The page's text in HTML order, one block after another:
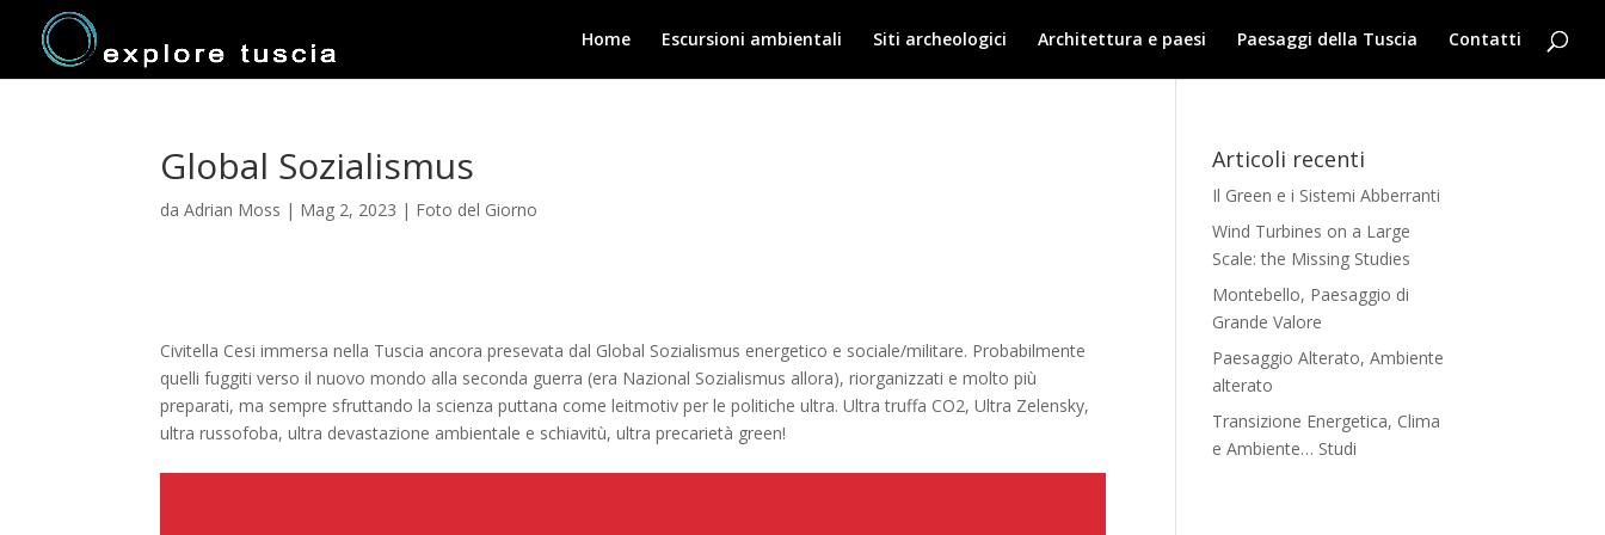
Home Escursioni ambientali Siti archeologici Architettura e paesi Paesaggi della Tuscia Contatti
Global Sozialismus
daAdrian Moss | Mag 2, 2023 | Foto del Giorno
Civitella Cesi immersa nella Tuscia ancora presevata dal Global Sozialismus energetico e sociale/militare. Probabilmente
quelli fuggiti verso il nuovo mondo alla seconda guerra (era Nazional Sozialismus allora), riorganizzati e molto più
preparati, ma sempre sfruttando la scienza puttana come leitmotiv per le politiche ultra. Ultra truffa CO2, Ultra Zelensky,
ultra russofoba, ultra devastazione ambientale e schiavitù, ultra precarietà green!
Articoli recenti
Il Green e i Sistemi Abberranti
Wind Turbines on a Large
Scale: the Missing Studies
Montebello, Paesaggio di
Grande Valore
Paesaggio Alterato, Ambiente
alterato
Transizione Energetica, Clima
e Ambiente… Studi